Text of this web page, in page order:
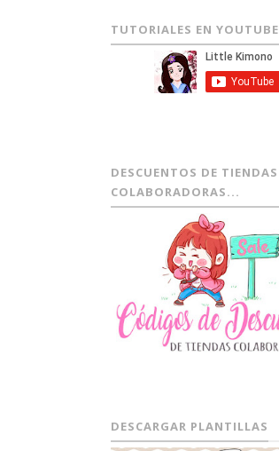
TUTORIALES EN YOUTUBE
DESCUENTOS DE TIENDAS
COLABORADORAS...
DESCARGAR PLANTILLAS